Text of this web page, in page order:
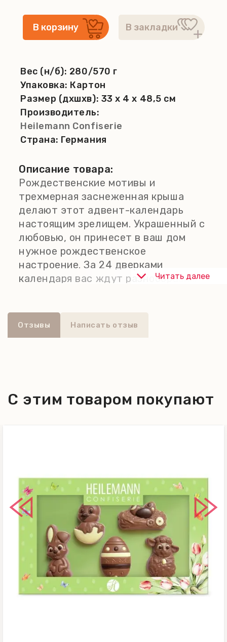
Вес (н/б): 280/570 г
Упаковка: Картон
Размер (дхшхв): 33 x 4 x 48,5 см
Производитель:
Heilemann Confiserie
Страна: Германия
Описание товара:
Рождественские мотивы и
трехмерная заснеженная крыша
делают этот адвент-календарь
настоящим зрелищем. Украшенный с
любовью, он принесет в ваш дом
нужное рождественское
настроение. За 24 дверками
календаря вас ждут разнообразные
Подсластите ожидание Рождества
Читать далее
Отзывы Написать отзыв
С этим товаром покупают